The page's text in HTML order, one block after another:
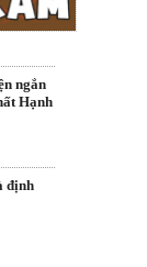
ngắn
Hạnh
định